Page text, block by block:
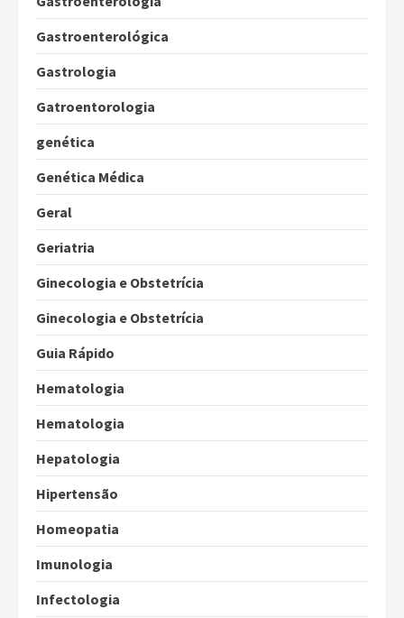
Gastroenterológica
Gastrologia
Gatroentorologia
genética
Genética Médica
Geral
Geriatria
Ginecologia e Obstetrícia
Ginecologia e Obstetrícia
Guia Rápido
Hematologia
Hematologia
Hepatologia
Hipertensão
Homeopatia
Imunologia
Infectologia